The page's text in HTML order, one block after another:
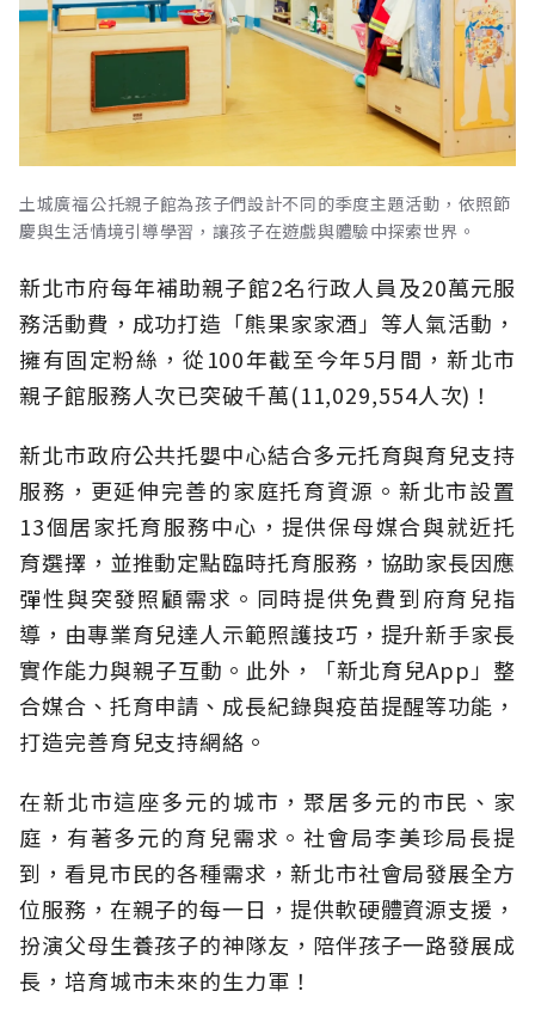
土城廣福公托親子館為孩子們設計不同的季度主題活動，依照節
慶與生活情境引導學習，讓孩子在遊戲與體驗中探索世界。
新北市府每年補助親子館2名行政人員及20萬元服
務活動費，成功打造「熊果家家酒」等人氣活動，
擁有固定粉絲，從100年截至今年5月間，新北市
親子館服務人次已突破千萬(11,029,554人次)！
新北市政府公共托嬰中心結合多元托育與育兒支持
服務，更延伸完善的家庭托育資源。新北市設置
13個居家托育服務中心，提供保母媒合與就近托
育選擇，並推動定點臨時托育服務，協助家長因應
彈性與突發照顧需求。同時提供免費到府育兒指
導，由專業育兒達人示範照護技巧，提升新手家長
實作能力與親子互動。此外，「新北育兒App」整
合媒合、托育申請、成長紀錄與疫苗提醒等功能，
打造完善育兒支持網絡。
在新北市這座多元的城市，聚居多元的市民、家
庭，有著多元的育兒需求。社會局李美珍局長提
到，看見市民的各種需求，新北市社會局發展全方
位服務，在親子的每一日，提供軟硬體資源支援，
扮演父母生養孩子的神隊友，陪伴孩子一路發展成
長，培育城市未來的生力軍！